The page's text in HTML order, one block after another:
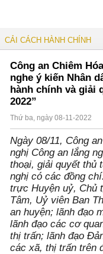
CẢI CÁCH HÀNH CHÍNH
Công an Chiêm
nghe ý kiến Nhân
hành chính và giải
2022”
Thứ ba, ngày 08-11-2022
Ngày 08/11, Công
nghị Công an lắng
thoại, giải quyết thủ
nghị có các đồng
trực Huyện uỷ, Chủ
Tâm, Uỷ viên Ban
an huyện; lãnh đạo
lãnh đạo các cơ
thị trấn; lãnh đạo
các xã, thị trấn trên